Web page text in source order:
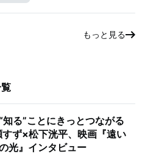
もっと見る
知る”ことにきっとつながる
ず×松下洸平、映画『遠い
光』インタビュー